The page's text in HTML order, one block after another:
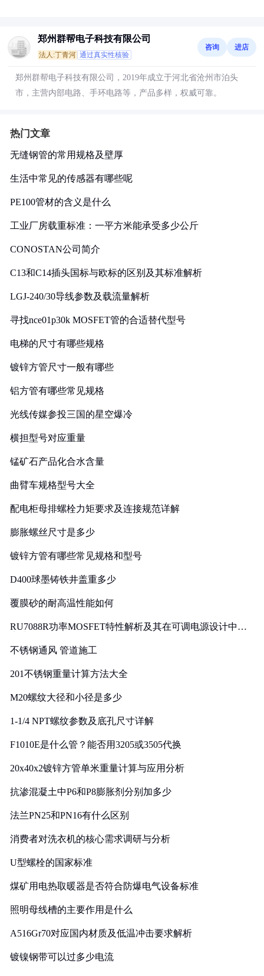
郑州群帮电子科技有限公司
法人:丁青河 通过真实性核验
咨询 进店
郑州群帮电子科技有限公司，2019年成立于河北省沧州市泊头
市，主营内部电路、手环电路等，产品多样，权威可靠。
热门文章
无缝钢管的常用规格及壁厚
生活中常见的传感器有哪些呢
PE100管材的含义是什么
工业厂房载重标准：一平方米能承受多少公斤
CONOSTAN公司简介
C13和C14插头国标与欧标的区别及其标准解析
LGJ-240/30导线参数及载流量解析
寻找nce01p30k MOSFET管的合适替代型号
电梯的尺寸有哪些规格
镀锌方管尺寸一般有哪些
铝方管有哪些常见规格
光线传媒参投三国的星空爆冷
横担型号对应重量
锰矿石产品化合水含量
曲臂车规格型号大全
配电柜母排螺栓力矩要求及连接规范详解
膨胀螺丝尺寸是多少
镀锌方管有哪些常见规格和型号
D400球墨铸铁井盖重多少
覆膜砂的耐高温性能如何
RU7088R功率MOSFET特性解析及其在可调电源设计中的
不锈钢通风 管道施工
201不锈钢重量计算方法大全
M20螺纹大径和小径是多少
1-1/4 NPT螺纹参数及底孔尺寸详解
F1010E是什么管？能否用3205或3505代换
20x40x2镀锌方管单米重量计算与应用分析
抗渗混凝土中P6和P8膨胀剂分别加多少
法兰PN25和PN16有什么区别
消费者对洗衣机的核心需求调研与分析
U型螺栓的国家标准
煤矿用电热取暖器是否符合防爆电气设备标准
照明母线槽的主要作用是什么
A516Gr70对应国内材质及低温冲击要求解析
镀镍钢带可以过多少电流